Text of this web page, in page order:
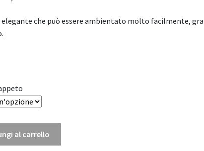
che può essere ambientato molto facilmente,
al carrello